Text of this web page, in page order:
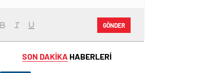
GÖNDER
SON DAKİKA HABERLERİ